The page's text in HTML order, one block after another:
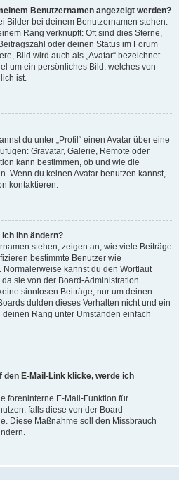
Benutzernamen angezeigt werden?
Bilder bei deinem Benutzernamen stehen.
Rang verknüpft: Oft sind dies Sterne,
oder deinen Status im Forum
Bild wird auch als „Avatar“ bezeichnet.
um ein persönliches Bild, welches von
ist.
du unter „Profil“ einen Avatar über eine
Gravatar, Galerie, Remote oder
kann bestimmen, ob und wie die
Wenn du keinen Avatar benutzen kannst,
kontaktieren.
ihn ändern?
stehen, zeigen an, wie viele Beiträge
bestimmte Benutzer wie
Normalerweise kannst du den Wortlaut
sie von der Board-Administration
sinnlosen Beiträge, nur um deinen
dulden dieses Verhalten nicht und ein
Rang unter Umständen einfach
den E-Mail-Link klicke, werde ich
foreninterne E-Mail-Funktion für
falls diese von der Board-
Diese Maßnahme soll den Missbrauch